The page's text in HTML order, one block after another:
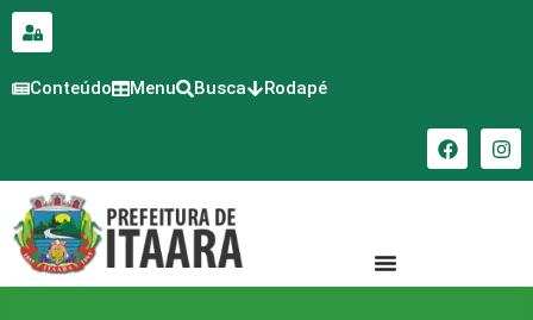
conteúdo
Conteúdo Menu Busca Rodapé